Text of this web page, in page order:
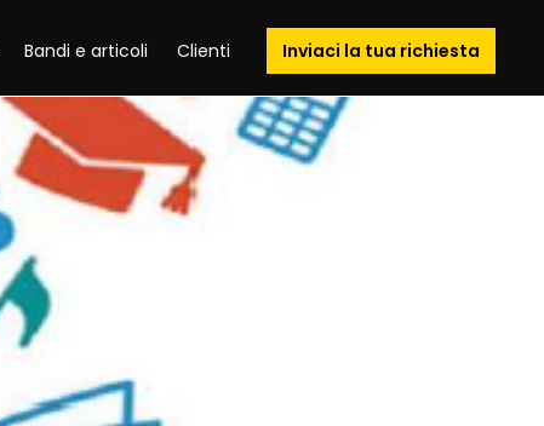
Inviaci la tua richiesta
Bandi e articoli Clienti